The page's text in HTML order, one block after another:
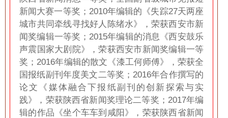
新闻大赛一等奖；2010年编辑的《失踪27天两座
城市共同牵线寻找好人陈绪水》，荣获西安市新
闻奖编辑一等奖；2015年编辑的消息《西安鼓乐
声震国家大剧院》，荣获西安市新闻奖编辑一等
奖；2016年编辑的散文《漆工何师傅》，荣获全
国报纸副刊年度美文二等奖；2016年合作撰写的
论文《媒体融合下报纸副刊的创新探索与实
践》，荣获陕西省新闻奖理论二等奖；2017年编
辑的作品《坐个车车到咸阳》，荣获陕西省新闻